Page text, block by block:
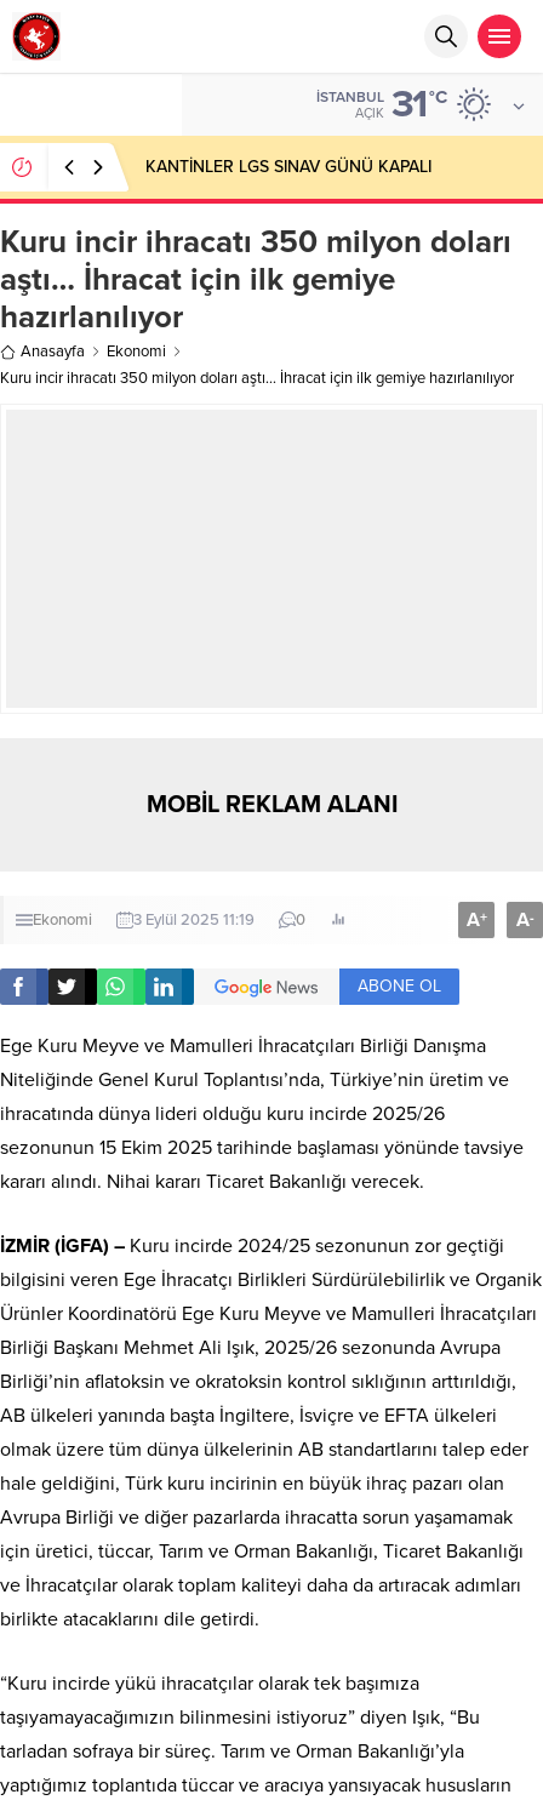
İSTANBUL
AÇIK 31°C
KANTİNLER LGS SINAV GÜNÜ KAPALI
Kuru incir ihracatı 350 milyon doları
aştı… İhracat için ilk gemiye
hazırlanılıyor
Anasayfa
Ekonomi
Kuru incir ihracatı 350 milyon doları aştı… İhracat için ilk gemiye hazırlanılıyor
MOBİL REKLAM ALANI
Ekonomi 3 Eylül 2025 11:19 0 A+ A-
ABONE OL
Ege Kuru Meyve ve Mamulleri İhracatçıları Birliği Danışma
Niteliğinde Genel Kurul Toplantısı’nda, Türkiye’nin üretim ve
ihracatında dünya lideri olduğu kuru incirde 2025/26
sezonunun 15 Ekim 2025 tarihinde başlaması yönünde tavsiye
kararı alındı. Nihai kararı Ticaret Bakanlığı verecek.
İZMİR (İGFA) – Kuru incirde 2024/25 sezonunun zor geçtiği
bilgisini veren Ege İhracatçı Birlikleri Sürdürülebilirlik ve Organik
Ürünler Koordinatörü Ege Kuru Meyve ve Mamulleri İhracatçıları
Birliği Başkanı Mehmet Ali Işık, 2025/26 sezonunda Avrupa
Birliği’nin aflatoksin ve okratoksin kontrol sıklığının arttırıldığı,
AB ülkeleri yanında başta İngiltere, İsviçre ve EFTA ülkeleri
olmak üzere tüm dünya ülkelerinin AB standartlarını talep eder
hale geldiğini, Türk kuru incirinin en büyük ihraç pazarı olan
Avrupa Birliği ve diğer pazarlarda ihracatta sorun yaşamamak
için üretici, tüccar, Tarım ve Orman Bakanlığı, Ticaret Bakanlığı
ve İhracatçılar olarak toplam kaliteyi daha da artıracak adımları
birlikte atacaklarını dile getirdi.
“Kuru incirde yükü ihracatçılar olarak tek başımıza
taşıyamayacağımızın bilinmesini istiyoruz” diyen Işık, “Bu
tarladan sofraya bir süreç. Tarım ve Orman Bakanlığı’yla
yaptığımız toplantıda tüccar ve aracıya yansıyacak hususların